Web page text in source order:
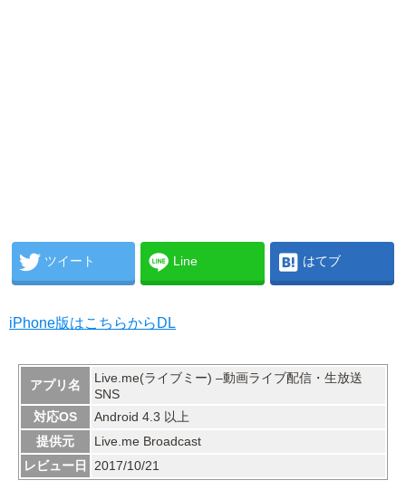
ツイート Line はてブ
iPhone版はこちらからDL
アプリ名
Live.me(ライブミー) –動画ライブ配信・生放送
SNS
対応OS
Android 4.3 以上
提供元
Live.me Broadcast
レビュー日
2017/10/21